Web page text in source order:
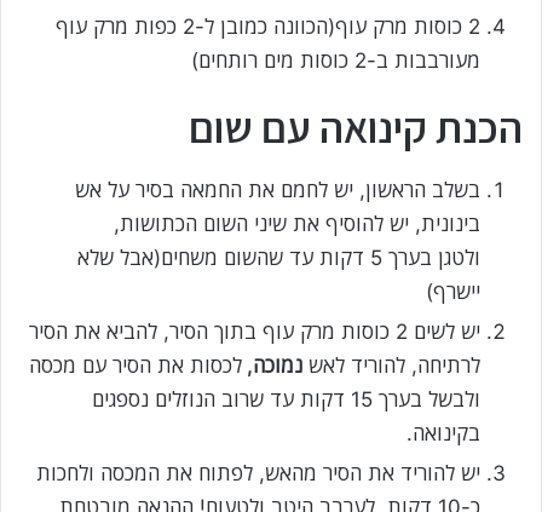
2 כוסות מרק עוף(הכוונה כמובן ל-2 כפות מרק עוף
מעורבבות ב-2 כוסות מים רותחים)
הכנת קינואה עם שום
בשלב הראשון, יש לחמם את החמאה בסיר על אש
בינונית, יש להוסיף את שיני השום הכתושות,
ולטגן בערך 5 דקות עד שהשום משחים(אבל שלא
יישרף)
יש לשים 2 כוסות מרק עוף בתוך הסיר, להביא את הסיר
לרתיחה, להוריד לאש נמוכה, לכסות את הסיר עם מכסה
ולבשל בערך 15 דקות עד שרוב הנוזלים נספגים
בקינואה.
יש להוריד את הסיר מהאש, לפתוח את המכסה ולחכות